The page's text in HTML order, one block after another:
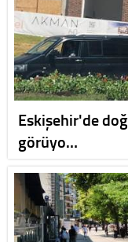
Eskişehir'de
görüyo…